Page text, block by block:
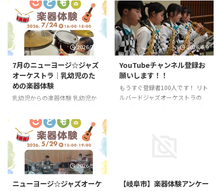
2026/7/21
7月のニューヨージ☆ジャズ
オーケストラ｜乳幼児のた
めの楽器体験
乳幼児からの楽器体験 乳幼児か
です。 2026年7月24日（金）
16:00〜18:00 1部 16:00〜18:00
乳幼児対象（未就学児） ※参加
費は500円です。 ※体験は1回30
分程度です。 お申し込み ＊メー
ルがうまく届かないケースもあり
ますので、２、３日経っても返信
がない場合はお電話にて直接ご連
2026/6/9
YouTubeチャンネル登録お
願いします！！
もうすぐ登録者100人です！ リト
ルバードジャズオーケストラの
を中心にアップしてきましたが、
2026/5/26
ニューヨージ☆ジャズオーケ
【岐阜市】楽器体験アンケー